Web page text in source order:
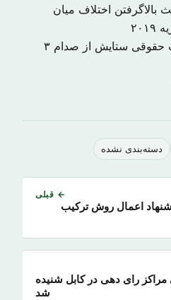
اختلاف میان
حقوقی ستایش از صدام ۳
دسته‌بندی نشده
← قبلی
اعمال روش ترکیب
رای دهی در کابل شنیده
شد